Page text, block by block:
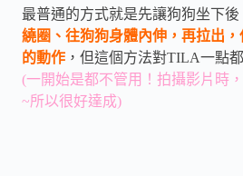
最普通的方式就是先讓狗狗坐下後
繞圈、往狗狗身體內伸，再拉出
的動作 ，但這個方法對TILA一點
(一開始是都不管用！拍攝影片時
~所以很好達成)